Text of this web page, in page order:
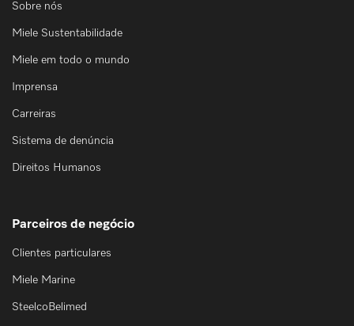
Sobre nós
Miele Sustentabilidade
Miele em todo o mundo
Imprensa
Carreiras
Sistema de denúncia
Direitos Humanos
Parceiros de negócio
Clientes particulares
Miele Marine
SteelcoBelimed